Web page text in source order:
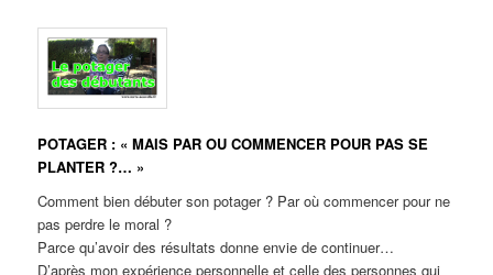
POTAGER : « MAIS PAR OU COMMENCER POUR PAS SE
PLANTER ?… »
Comment bien débuter son potager ? Par où commencer pour ne
pas perdre le moral ?
Parce qu’avoir des résultats donne envie de continuer…
D’après mon expérience personnelle et celle des personnes qui